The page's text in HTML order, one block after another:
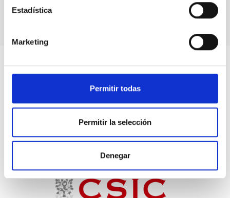
Estadística
Marketing
Permitir todas
Permitir la selección
Denegar